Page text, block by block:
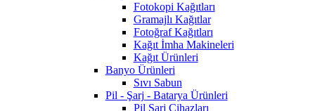
Fotokopi Kağıtları
Gramajlı Kağıtlar
Fotoğraf Kağıtları
Kağıt İmha Makineleri
Kağıt Ürünleri
Banyo Ürünleri
Sıvı Sabun
Pil - Şarj - Batarya Ürünleri
Pil Şarj Cihazları